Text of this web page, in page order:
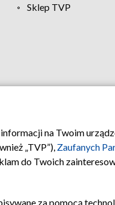
Sklep TVP
na Twoim
„TVP”), Zaufanych
do Twoich
za pomocą